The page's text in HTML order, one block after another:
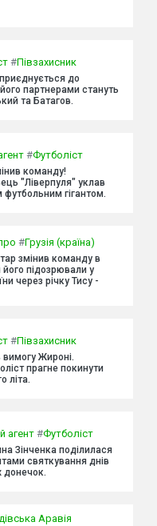
#Півзахисник
до
партнерами стануть
та Батагов.
#Футболіст
команду!
"Ліверпуля" уклав
футбольним гігантом.
#Грузія (країна)
змінив команду в
його підозрювали у
через річку Тису -
#Півзахисник
Жироні.
прагне покинути
літа.
агент#Футболіст
Зінченка поділилася
святкування днів
донечок.
Аравія